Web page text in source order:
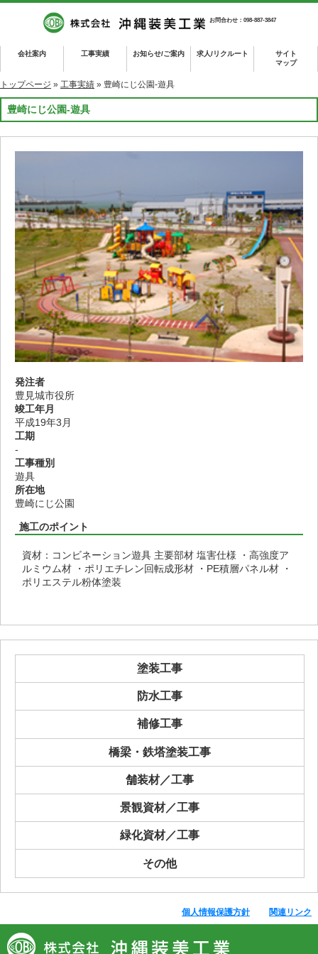
お問合わせ：098-887-3847
会社案内 工事実績 お知らせ/ご案内 求人/リクルート
サイト
マップ
トップページ » 工事実績 » 豊崎にじ公園-遊具
豊崎にじ公園-遊具
発注者
豊見城市役所
竣工年月
平成19年3月
工期
-
工事種別
遊具
所在地
豊崎にじ公園
施工のポイント
資材：コンビネーション遊具 主要部材 塩害仕様 ・高強度ア
ルミウム材 ・ポリエチレン回転成形材 ・PE積層パネル材 ・
ポリエステル粉体塗装
塗装工事
防水工事
補修工事
橋梁・鉄塔塗装工事
舗装材／工事
景観資材／工事
緑化資材／工事
その他
個人情報保護方針 関連リンク